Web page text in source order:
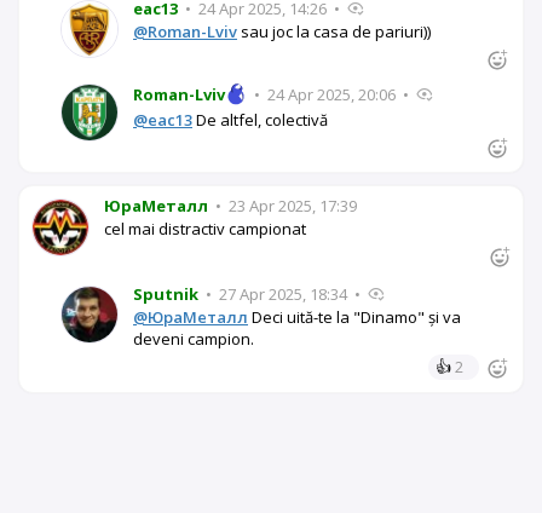
eac13 • 24 Apr 2025, 14:26 •
@Roman-Lviv sau joc la casa de pariuri))
Roman-Lviv • 24 Apr 2025, 20:06 •
@eac13De altfel, colectivă
ЮраМеталл • 23 Apr 2025, 17:39
cel mai distractiv campionat
Sputnik • 27 Apr 2025, 18:34 •
@ЮраМеталл Deci uită-te la "Dinamo" și va
deveni campion.
👍2